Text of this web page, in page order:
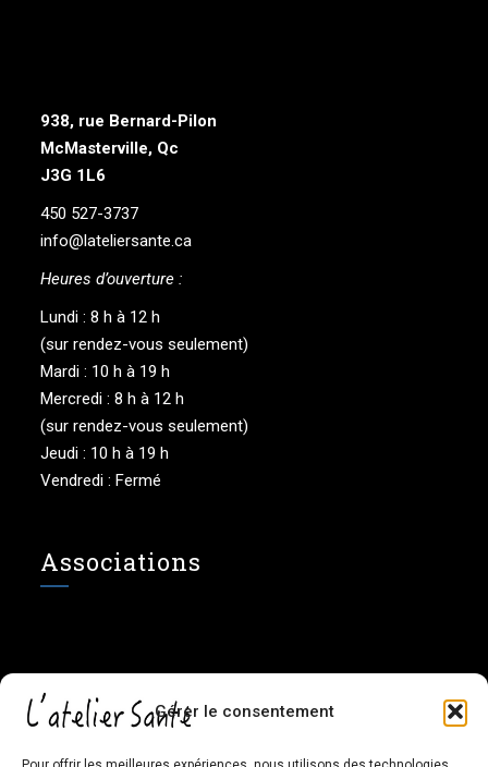
Gérer le consentement
938, rue Bernard-Pilon
McMasterville, Qc
J3G 1L6
450 527-3737
info@lateliersante.ca
Heures d’ouverture :
Lundi : 8 h à 12 h
(sur rendez-vous seulement)
Mardi : 10 h à 19 h
Mercredi : 8 h à 12 h
(sur rendez-vous seulement)
Jeudi : 10 h à 19 h
Vendredi : Fermé
Associations
Sur Facebook